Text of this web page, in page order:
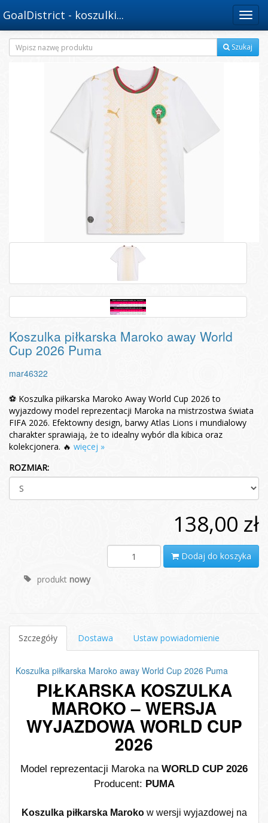
Menu
GoalDistrict - koszulki...
Szukaj
Koszulka piłkarska Maroko away World
Cup 2026 Puma
mar46322
⚽ Koszulka piłkarska Maroko Away World Cup 2026 to
wyjazdowy model reprezentacji Maroka na mistrzostwa świata
FIFA 2026. Efektowny design, barwy Atlas Lions i mundialowy
charakter sprawiają, że to idealny wybór dla kibica oraz
kolekcjonera. 🔥 więcej »
ROZMIAR:
138,00 zł
Dodaj do koszyka
produkt nowy
Szczegóły Dostawa Ustaw powiadomienie
Koszulka piłkarska Maroko away World Cup 2026 Puma
PIŁKARSKA KOSZULKA
MAROKO – WERSJA
WYJAZDOWA WORLD CUP
2026
Model reprezentacji Maroka na WORLD CUP 2026
Producent: PUMA
Koszulka piłkarska Marokow wersji wyjazdowej na